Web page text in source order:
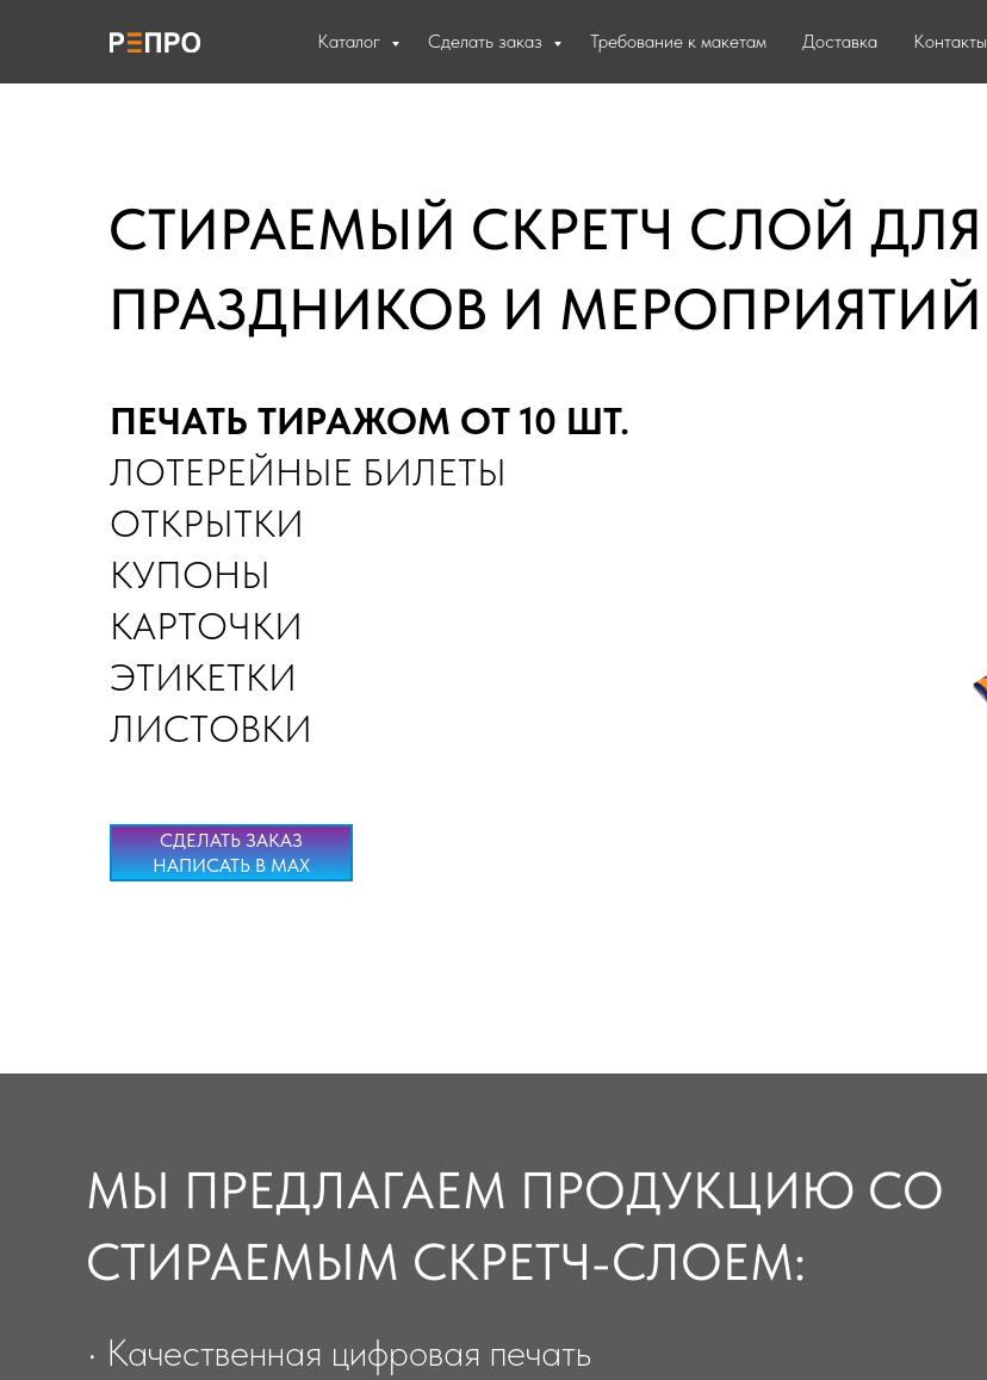
Каталог Сделать заказ Требование к макетам Доставка Контакты
СТИРАЕМЫЙ СКРЕТЧ СЛОЙ ДЛЯ
ПРАЗДНИКОВ И МЕРОПРИЯТИЙ
ПЕЧАТЬ ТИРАЖОМ ОТ 10 ШТ.
ЛОТЕРЕЙНЫЕ БИЛЕТЫ
ОТКРЫТКИ
КУПОНЫ
КАРТОЧКИ
ЭТИКЕТКИ
ЛИСТОВКИ
СДЕЛАТЬ ЗАКАЗ
НАПИСАТЬ В MAX
• Качественная цифровая печать
МЫ ПРЕДЛАГАЕМ ПРОДУКЦИЮ СО
СТИРАЕМЫМ СКРЕТЧ-СЛОЕМ: